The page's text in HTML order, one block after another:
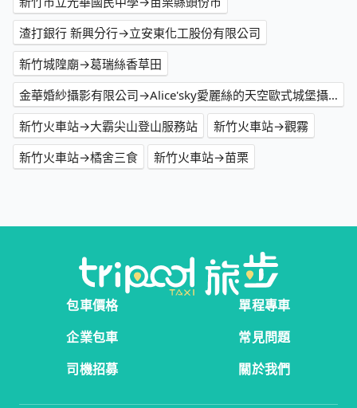
渣打銀行 新興分行→立安東化工股份有限公司
新竹城隍廟→葛瑞絲香草田
金華婚紗攝影有限公司→Alice'sky愛麗絲的天空歐式城堡攝影莊園
新竹火車站→大霸尖山登山服務站
新竹火車站→觀霧
新竹火車站→橘舍三食
新竹火車站→苗栗
包車價格
單程專車
企業包車
常見問題
司機招募
關於我們